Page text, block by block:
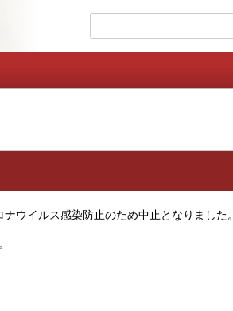
ウイルス感染防止のため中止となりました。